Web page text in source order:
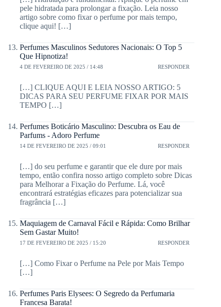
pele hidratada para prolongar a fixação. Leia nosso
artigo sobre como fixar o perfume por mais tempo,
clique aqui! […]
Perfumes Masculinos Sedutores Nacionais: O Top 5
Que Hipnotiza!
4 DE FEVEREIRO DE 2025 / 14:48 RESPONDER
[…] CLIQUE AQUI E LEIA NOSSO ARTIGO: 5
DICAS PARA SEU PERFUME FIXAR POR MAIS
TEMPO […]
Perfumes Boticário Masculino: Descubra os Eau de
Parfums - Adoro Perfume
14 DE FEVEREIRO DE 2025 / 09:01 RESPONDER
[…] do seu perfume e garantir que ele dure por mais
tempo, então confira nosso artigo completo sobre Dicas
para Melhorar a Fixação do Perfume. Lá, você
encontrará estratégias eficazes para potencializar sua
fragrância […]
Maquiagem de Carnaval Fácil e Rápida: Como Brilhar
Sem Gastar Muito!
17 DE FEVEREIRO DE 2025 / 15:20 RESPONDER
[…] Como Fixar o Perfume na Pele por Mais Tempo
[…]
Perfumes Paris Elysees: O Segredo da Perfumaria
Francesa Barata!